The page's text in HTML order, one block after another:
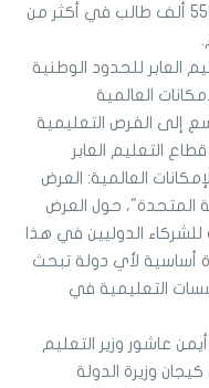
تعليمًا عابرًا للحدود الوطنية لأكثر من 550 ألف طالب في أكثر من
العابر للحدود الوطنية
العالمية
إلى الفرص التعليمية
التعليم العابر
العالمية: العرض
المتحدة"، حول العرض
الدوليين في هذا
أساسية لأي دولة تبحث
التعليمية في
عاشور وزير التعليم
وزيرة الدولة